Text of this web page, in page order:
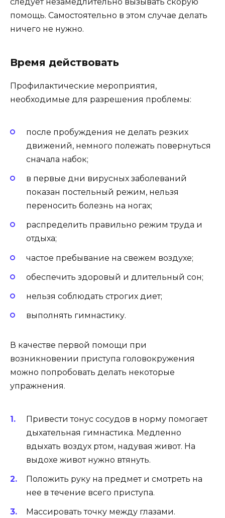
помощь. Самостоятельно в этом случае делать
ничего не нужно.
Время действовать
Профилактические мероприятия,
необходимые для разрешения проблемы:
после пробуждения не делать резких
движений, немного полежать повернуться
сначала набок;
в первые дни вирусных заболеваний
показан постельный режим, нельзя
переносить болезнь на ногах;
распределить правильно режим труда и
отдыха;
частое пребывание на свежем воздухе;
обеспечить здоровый и длительный сон;
нельзя соблюдать строгих диет;
выполнять гимнастику.
В качестве первой помощи при
возникновении приступа головокружения
можно попробовать делать некоторые
упражнения.
Привести тонус сосудов в норму помогает
дыхательная гимнастика. Медленно
вдыхать воздух ртом, надувая живот. На
выдохе живот нужно втянуть.
Положить руку на предмет и смотреть на
нее в течение всего приступа.
Массировать точку между глазами.